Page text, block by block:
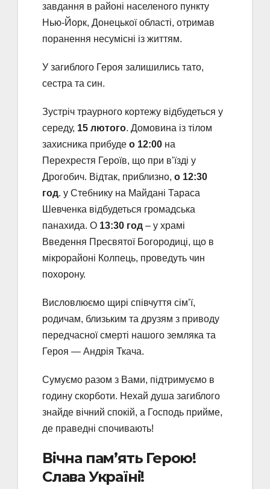
завдання в районі населеного пункту
Нью-Йорк, Донецької області, отримав
поранення несумісні із життям.
У загиблого Героя залишились тато,
сестра та син.
Зустріч траурного кортежу відбудеться у
середу, 15 лютого. Домовина із тілом
захисника прибуде о 12:00 на
Перехрестя Героїв, що при в’їзді у
Дрогобич. Відтак, приблизно, о 12:30
год. у Стебнику на Майдані Тараса
Шевченка відбудеться громадська
панахида. О 13:30 год – у храмі
Введення Пресвятої Богородиці, що в
мікрорайоні Колпець, проведуть чин
похорону.
Висловлюємо щирі співчуття сім’ї,
родичам, близьким та друзям з приводу
передчасної смерті нашого земляка та
Героя — Андрія Ткача.
Сумуємо разом з Вами, підтримуємо в
годину скорботи. Нехай душа загиблого
знайде вічний спокій, а Господь прийме,
де праведні спочивають!
Вічна пам’ять Герою!
Слава Україні!